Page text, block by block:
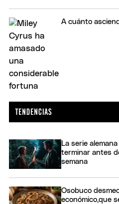
A cuánto
La serie
terminar antes
semana
Osobuco
económico,que